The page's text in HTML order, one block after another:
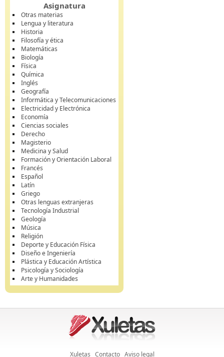
Asignatura
Otras materias
Lengua y literatura
Historia
Filosofía y ética
Matemáticas
Biología
Física
Química
Inglés
Geografía
Informática y Telecomunicaciones
Electricidad y Electrónica
Economía
Ciencias sociales
Derecho
Magisterio
Medicina y Salud
Formación y Orientación Laboral
Francés
Español
Latín
Griego
Otras lenguas extranjeras
Tecnología Industrial
Geología
Música
Religión
Deporte y Educación Física
Diseño e Ingeniería
Plástica y Educación Artística
Psicología y Sociología
Arte y Humanidades
Xuletas Contacto Aviso legal